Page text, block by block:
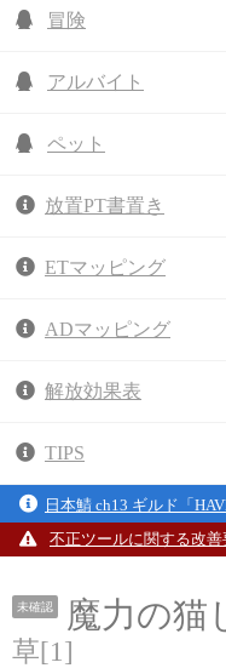
冒険
アルバイト
ペット
放置PT書置き
ETマッピング
ADマッピング
解放効果表
TIPS
日本鯖 ch13 ギルド「
不正ツールに関する改
未確認 魔力の猫
草[1]